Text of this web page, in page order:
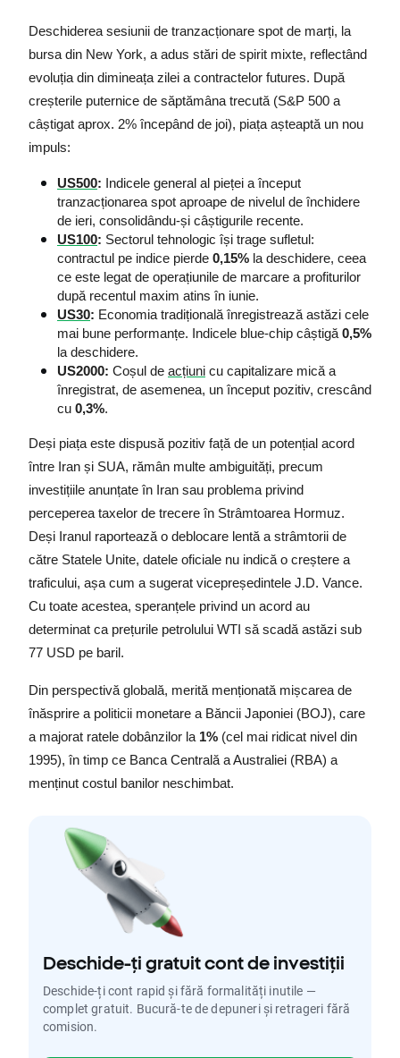
Deschiderea sesiunii de tranzacționare spot de marți, la
bursa din New York, a adus stări de spirit mixte, reflectând
evoluția din dimineața zilei a contractelor futures. După
creșterile puternice de săptămâna trecută (S&P 500 a
câștigat aprox. 2% începând de joi), piața așteaptă un nou
impuls:
US500: Indicele general al pieței a început
tranzacționarea spot aproape de nivelul de închidere
de ieri, consolidându-și câștigurile recente.
US100: Sectorul tehnologic își trage sufletul:
contractul pe indice pierde 0,15% la deschidere, ceea
ce este legat de operațiunile de marcare a profiturilor
după recentul maxim atins în iunie.
US30: Economia tradițională înregistrează astăzi cele
mai bune performanțe. Indicele blue-chip câștigă 0,5%
la deschidere.
US2000: Coșul de acțiuni cu capitalizare mică a
înregistrat, de asemenea, un început pozitiv, crescând
cu 0,3%.
Deși piața este dispusă pozitiv față de un potențial acord
între Iran și SUA, rămân multe ambiguități, precum
investițiile anunțate în Iran sau problema privind
perceperea taxelor de trecere în Strâmtoarea Hormuz.
Deși Iranul raportează o deblocare lentă a strâmtorii de
către Statele Unite, datele oficiale nu indică o creștere a
traficului, așa cum a sugerat vicepreședintele J.D. Vance.
Cu toate acestea, speranțele privind un acord au
determinat ca prețurile petrolului WTI să scadă astăzi sub
77 USD pe baril.
Din perspectivă globală, merită menționată mișcarea de
înăsprire a politicii monetare a Băncii Japoniei (BOJ), care
a majorat ratele dobânzilor la 1% (cel mai ridicat nivel din
1995), în timp ce Banca Centrală a Australiei (RBA) a
menținut costul banilor neschimbat.
Deschide-ți gratuit cont de investiții
Deschide-ți cont rapid și fără formalități inutile —
complet gratuit. Bucură-te de depuneri și retrageri fără
comision.